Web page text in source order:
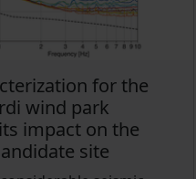
for the
wind park
impact on the
site